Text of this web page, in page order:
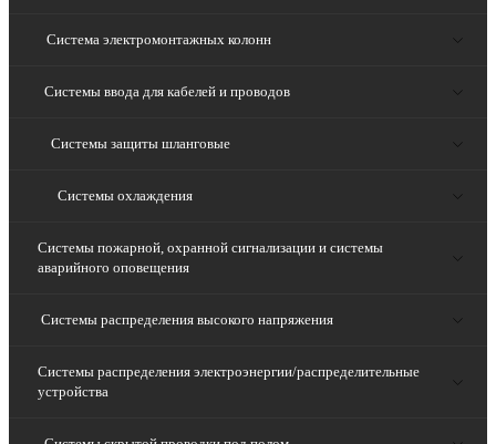
Система электромонтажных колонн
Системы ввода для кабелей и проводов
Системы защиты шланговые
Системы охлаждения
Системы пожарной, охранной сигнализации и системы
аварийного оповещения
Системы распределения высокого напряжения
Системы распределения электроэнергии/распределительные
устройства